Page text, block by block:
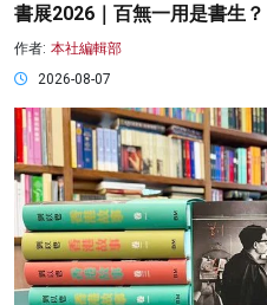
書展2026｜百無一用是書生？
作者: 本社編輯部
2026-08-07